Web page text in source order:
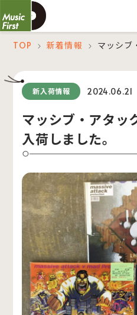
TOP ＞ 新着情報 ＞ マッシブ
新入荷情報 2024.06.21
マッシブ・アタッ
入荷しました。